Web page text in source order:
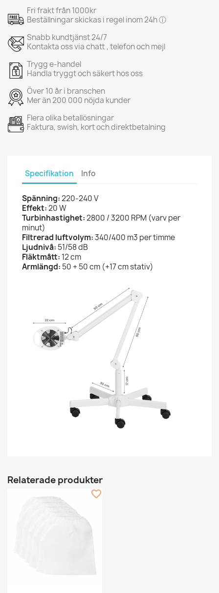
Fri frakt från 1000kr
Beställningar skickas i regel inom 24h ⓘ
Snabb kundtjänst 24/7
Kontakta oss via chatt , telefon och mejl
Trygg e-handel
Handla tryggt och säkert hos oss
Över 10 år i branschen
Mer än 200 000 nöjda kunder
Flera olika betallösningar
Faktura, swish, kort och direktbetalning
Specifikation Info
Spänning:220-240 V
Effekt:20 W
Turbinhastighet:2800 / 3200 RPM (varv per
minut)
Filtrerad luftvolym:340/400 m3 per timme
Ljudnivå: 51/58 dB
Fläktmått: 12 cm
Armlängd: 50 + 50 cm (+17 cm stativ)
Relaterade produkter
favorite_border